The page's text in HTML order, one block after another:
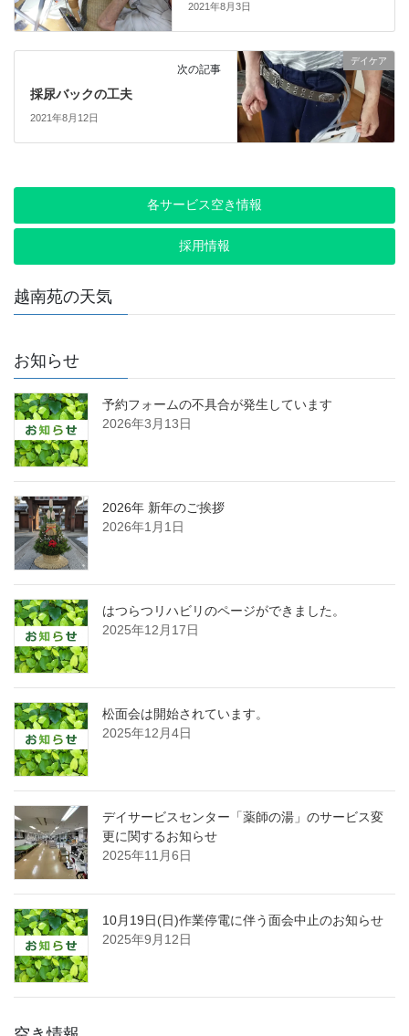
2021年8月3日
デイケア
次の記事
採尿バックの工夫
2021年8月12日
各サービス空き情報
採用情報
越南苑の天気
お知らせ
予約フォームの不具合が発生しています
2026年3月13日
2026年 新年のご挨拶
2026年1月1日
はつらつリハビリのページができました。
2025年12月17日
松面会は開始されています。
2025年12月4日
デイサービスセンター「薬師の湯」のサービス変
更に関するお知らせ
2025年11月6日
10月19日(日)作業停電に伴う面会中止のお知らせ
2025年9月12日